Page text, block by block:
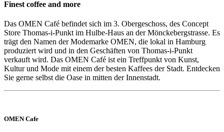
Finest coffee and more
Das OMEN Café befindet sich im 3. Obergeschoss, des Concept
Store Thomas-i-Punkt im Hulbe-Haus an der Mönckebergstrasse. Es
trägt den Namen der Modemarke OMEN, die lokal in Hamburg
produziert wird und in den Geschäften von Thomas-i-Punkt
verkauft wird. Das OMEN Café ist ein Treffpunkt von Kunst,
Kultur und Mode mit einem der besten Kaffees der Stadt. Entdecken
Sie gerne selbst die Oase in mitten der Innenstadt.
OMEN Cafe